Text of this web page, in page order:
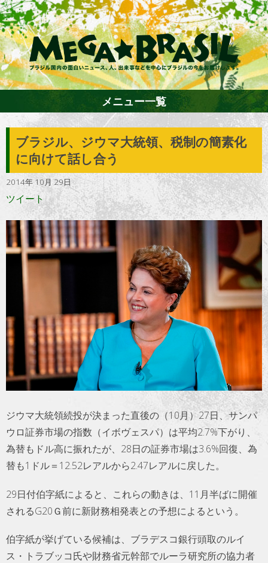
ファション
エンターテイメント
グルメ
トラベル
サッカー
PEOPLE
ビジネス
コラム
メニュー一覧
ブラジル、ジウマ大統領、税制の簡素化
に向けて話し合う
2014年 10月 29日
ツイート
ジウマ大統領続投が決まった直後の（10月）27日、サンパ
ウロ証券市場の指数（イボヴェスパ）は平均2.7%下がり、
為替もドル高に振れたが、28日の証券市場は3.6%回復、為
替も1ドル＝12.52レアルから2.47レアルに戻した。
29日付伯字紙によると、これらの動きは、11月半ばに開催
されるG20Ｇ前に新財務相発表との予想によるという。
伯字紙が挙げている候補は、ブラデスコ銀行頭取のルイ
ス・トラブッコ氏や財務省元幹部でルーラ研究所の協力者